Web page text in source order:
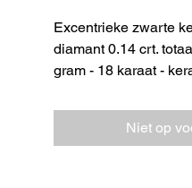
Excentrieke zwarte
diamant 0.14 crt.
gram - 18 karaat -
Verlinden St. Hubert
Niet op